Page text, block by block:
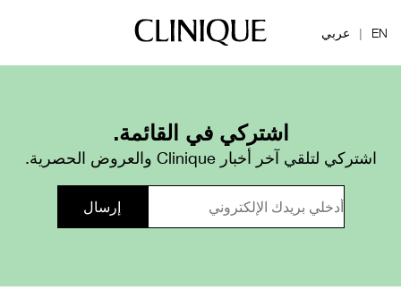
EN
| عربي
اشتركي في القائمة.
اشتركي لتلقي آخر أخبار Clinique والعروض الحصرية.